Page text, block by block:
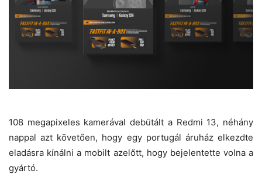
108 megapixeles kamerával debütált a Redmi 13, néhány
nappal azt követően, hogy egy portugál áruház elkezdte
eladásra kínálni a mobilt azelőtt, hogy bejelentette volna a
gyártó.